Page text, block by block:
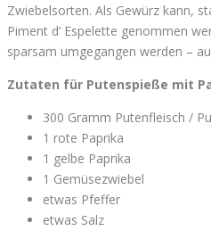
Zwiebelsorten. Als Gewürz kann,
Piment d’ Espelette genommen
sparsam umgegangen werden –
Zutaten für Putenspieße mit
300 Gramm Putenfleisch /
1 rote Paprika
1 gelbe Paprika
1 Gemüsezwiebel
etwas Pfeffer
etwas Salz